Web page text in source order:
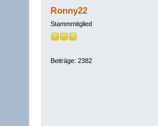
(Gelesen 6204 mal)
Ronny22
Stammmitglied
Beiträge: 2382